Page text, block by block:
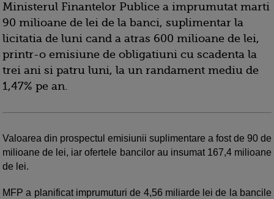
Ministerul Finantelor Publice a imprumutat marti
90 milioane de lei de la banci, suplimentar la
licitatia de luni cand a atras 600 milioane de lei,
printr-o emisiune de obligatiuni cu scadenta la
trei ani si patru luni, la un randament mediu de
1,47% pe an.
Valoarea din prospectul emisiunii suplimentare a fost de 90 de
milioane de lei, iar ofertele bancilor au insumat 167,4 milioane
de lei.
MFP a planificat imprumuturi de 4,56 miliarde lei de la bancile